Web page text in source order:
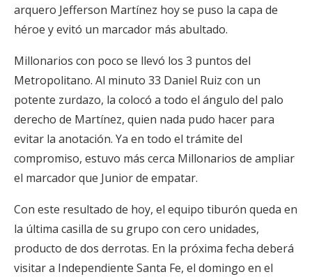
arquero Jefferson Martínez hoy se puso la capa de
héroe y evitó un marcador más abultado.
Millonarios con poco se llevó los 3 puntos del
Metropolitano. Al minuto 33 Daniel Ruiz con un
potente zurdazo, la colocó a todo el ángulo del palo
derecho de Martínez, quien nada pudo hacer para
evitar la anotación. Ya en todo el trámite del
compromiso, estuvo más cerca Millonarios de ampliar
el marcador que Junior de empatar.
Con este resultado de hoy, el equipo tiburón queda en
la última casilla de su grupo con cero unidades,
producto de dos derrotas. En la próxima fecha deberá
visitar a Independiente Santa Fe, el domingo en el